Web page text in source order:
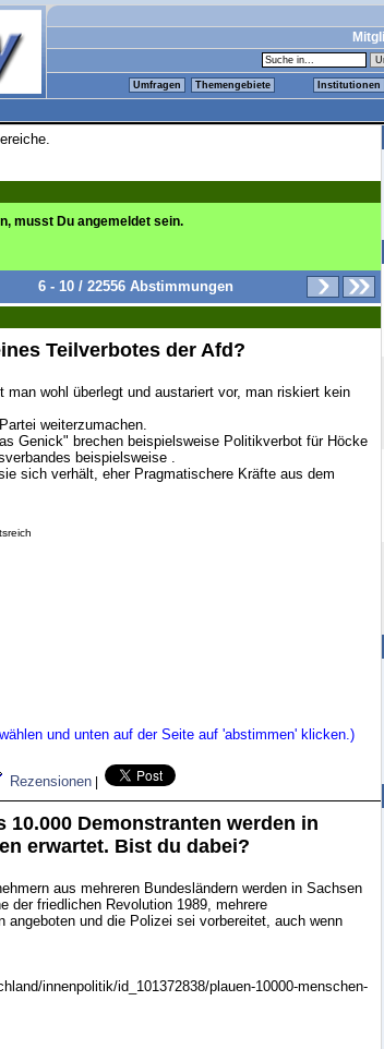
Umfragen Themengebiete Institutionen
musst Du angemeldet sein.
6 - 10 / 22556 Abstimmungen
Teilverbotes der Afd?
wohl überlegt und austariert vor, man riskiert kein
weiterzumachen.
Genick" brechen beispielsweise Politikverbot für Höcke
beispielsweise .
sich verhält, eher Pragmatischere Kräfte aus dem
und unten auf der Seite auf 'abstimmen' klicken.)
Rezensionen
Demonstranten werden in
erwartet. Bist du dabei?
aus mehreren Bundesländern werden in Sachsen
der friedlichen Revolution 1989, mehrere
angeboten und die Polizei sei vorbereitet, auch wenn
innenpolitik/id_101372838/plauen-10000-menschen-